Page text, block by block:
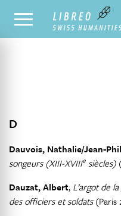
NOTRE CATALOGUE
D
Dauvois, Nathalie/Jean-
songeurs (XIII-XVIIIe siècles)
Dauzat, Albert, L’argot de
des officiers et soldats(Paris